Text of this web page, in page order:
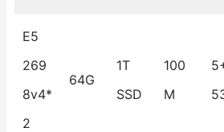
E5
269
8v4*
2
64G
1T
SSD
100
M